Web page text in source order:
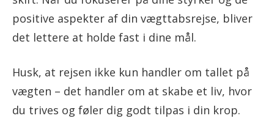
positive aspekter af din vægttabsrejse, bliver
det lettere at holde fast i dine mål.
Husk, at rejsen ikke kun handler om tallet på
vægten – det handler om at skabe et liv, hvor
du trives og føler dig godt tilpas i din krop.